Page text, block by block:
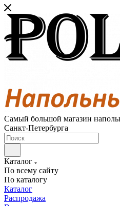
Самый большой магазин
Санкт-Петербурга
Каталог
По всему сайту
По каталогу
Каталог
Распродажа